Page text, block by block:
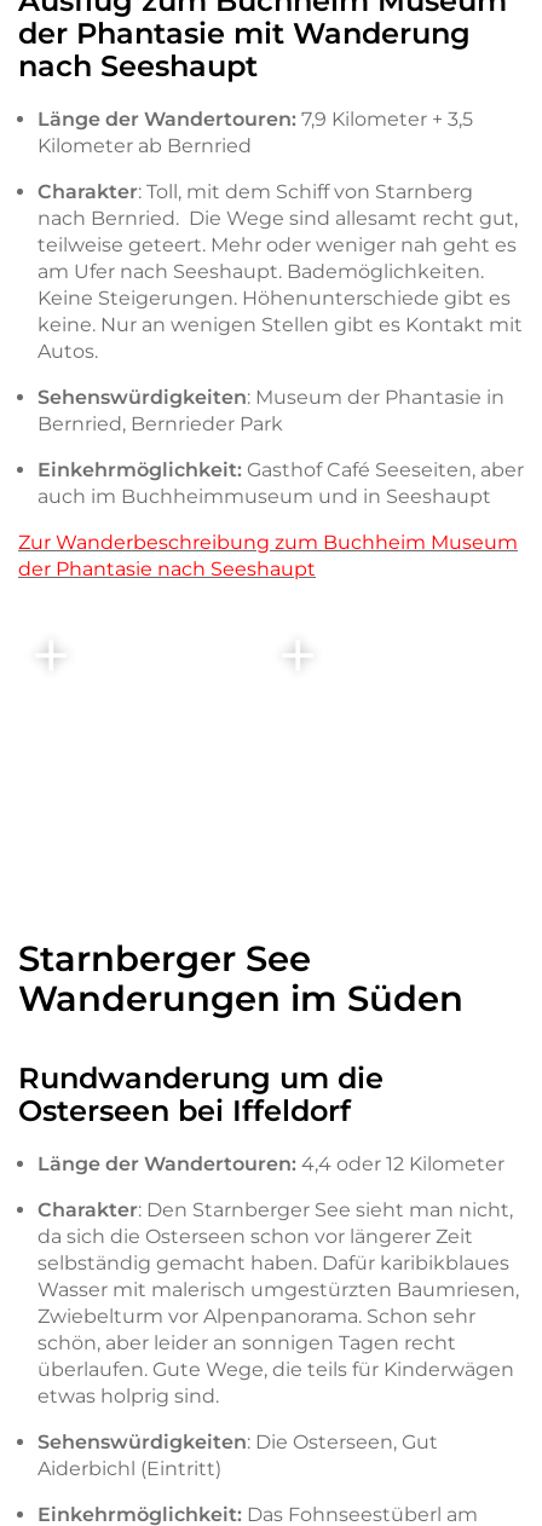
der Phantasie mit Wanderung
nach Seeshaupt
Länge der Wandertouren: 7,9 Kilometer + 3,5
Kilometer ab Bernried
Charakter: Toll, mit dem Schiff von Starnberg
nach Bernried. Die Wege sind allesamt recht gut,
teilweise geteert. Mehr oder weniger nah geht es
am Ufer nach Seeshaupt. Bademöglichkeiten.
Keine Steigerungen. Höhenunterschiede gibt es
keine. Nur an wenigen Stellen gibt es Kontakt mit
Autos.
Sehenswürdigkeiten: Museum der Phantasie in
Bernried, Bernrieder Park
Einkehrmöglichkeit: Gasthof Café Seeseiten, aber
auch im Buchheimmuseum und in Seeshaupt
Zur Wanderbeschreibung zum Buchheim Museum
der Phantasie nach Seeshaupt
Starnberger See
Wanderungen im Süden
Rundwanderung um die
Osterseen bei Iffeldorf
Länge der Wandertouren: 4,4 oder 12 Kilometer
Charakter: Den Starnberger See sieht man nicht,
da sich die Osterseen schon vor längerer Zeit
selbständig gemacht haben. Dafür karibikblaues
Wasser mit malerisch umgestürzten Baumriesen,
Zwiebelturm vor Alpenpanorama. Schon sehr
schön, aber leider an sonnigen Tagen recht
überlaufen. Gute Wege, die teils für Kinderwägen
etwas holprig sind.
Sehenswürdigkeiten: Die Osterseen, Gut
Aiderbichl (Eintritt)
Einkehrmöglichkeit: Das Fohnseestüberl am